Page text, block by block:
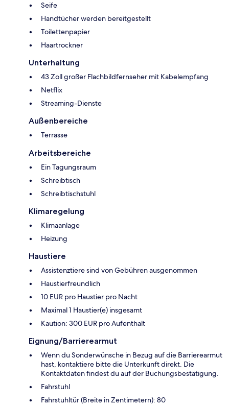
Seife
Handtücher werden bereitgestellt
Toilettenpapier
Haartrockner
Unterhaltung
43 Zoll großer Flachbildfernseher mit Kabelempfang
Netflix
Streaming-Dienste
Außenbereiche
Terrasse
Arbeitsbereiche
Ein Tagungsraum
Schreibtisch
Schreibtischstuhl
Klimaregelung
Klimaanlage
Heizung
Haustiere
Assistenztiere sind von Gebühren ausgenommen
Haustierfreundlich
10 EUR pro Haustier pro Nacht
Maximal 1 Haustier(e) insgesamt
Kaution: 300 EUR pro Aufenthalt
Eignung/Barrierearmut
Wenn du Sonderwünsche in Bezug auf die Barrierearmut
hast, kontaktiere bitte die Unterkunft direkt. Die
Kontaktdaten findest du auf der Buchungsbestätigung.
Fahrstuhl
Fahrstuhltür (Breite in Zentimetern): 80